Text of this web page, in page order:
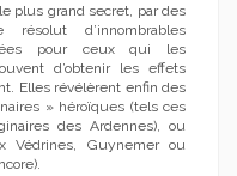
plus grand secret, par des
résolut d’innombrables
pour ceux qui les
d’obtenir les effets
Elles révélèrent enfin des
» héroïques (tels ces
des Ardennes), ou
Védrines, Guynemer ou